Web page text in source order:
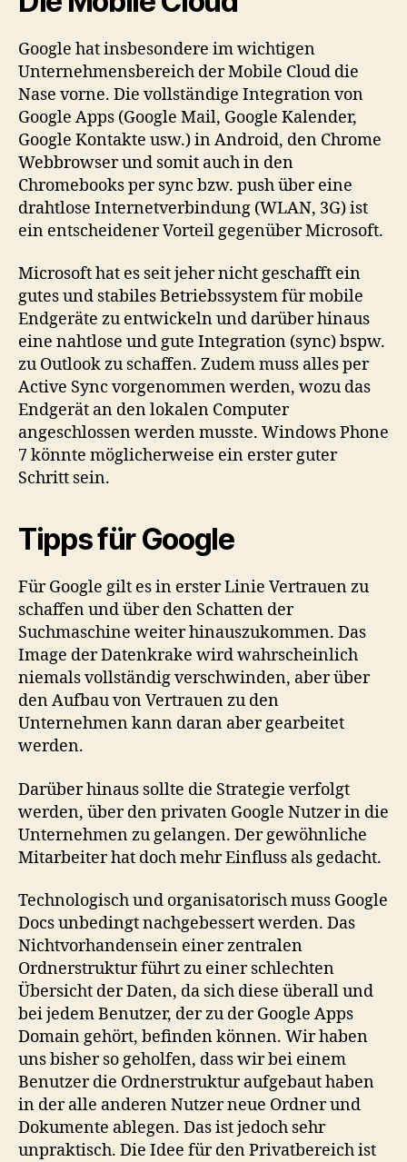
Google hat insbesondere im wichtigen
Unternehmensbereich der Mobile Cloud die
Nase vorne. Die vollständige Integration von
Google Apps (Google Mail, Google Kalender,
Google Kontakte usw.) in Android, den Chrome
Webbrowser und somit auch in den
Chromebooks per sync bzw. push über eine
drahtlose Internetverbindung (WLAN, 3G) ist
ein entscheidener Vorteil gegenüber Microsoft.
Microsoft hat es seit jeher nicht geschafft ein
gutes und stabiles Betriebssystem für mobile
Endgeräte zu entwickeln und darüber hinaus
eine nahtlose und gute Integration (sync) bspw.
zu Outlook zu schaffen. Zudem muss alles per
Active Sync vorgenommen werden, wozu das
Endgerät an den lokalen Computer
angeschlossen werden musste. Windows Phone
7 könnte möglicherweise ein erster guter
Schritt sein.
Tipps für Google
Für Google gilt es in erster Linie Vertrauen zu
schaffen und über den Schatten der
Suchmaschine weiter hinauszukommen. Das
Image der Datenkrake wird wahrscheinlich
niemals vollständig verschwinden, aber über
den Aufbau von Vertrauen zu den
Unternehmen kann daran aber gearbeitet
werden.
Darüber hinaus sollte die Strategie verfolgt
werden, über den privaten Google Nutzer in die
Unternehmen zu gelangen. Der gewöhnliche
Mitarbeiter hat doch mehr Einfluss als gedacht.
Technologisch und organisatorisch muss Google
Docs unbedingt nachgebessert werden. Das
Nichtvorhandensein einer zentralen
Ordnerstruktur führt zu einer schlechten
Übersicht der Daten, da sich diese überall und
bei jedem Benutzer, der zu der Google Apps
Domain gehört, befinden können. Wir haben
uns bisher so geholfen, dass wir bei einem
Benutzer die Ordnerstruktur aufgebaut haben
in der alle anderen Nutzer neue Ordner und
Dokumente ablegen. Das ist jedoch sehr
unpraktisch. Die Idee für den Privatbereich ist